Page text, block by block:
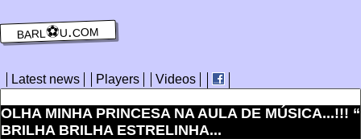
barl⚽️u.com
Latest news Players Videos
OLHA MINHA PRINCESA NA AULA DE MÚSICA...!!! “
BRILHA BRILHA ESTRELINHA...